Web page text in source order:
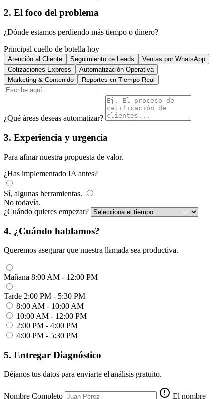
2. El foco del problema
¿Dónde estamos perdiendo más tiempo o dinero?
Principal cuello de botella hoy
Atención al Cliente Seguimiento de Leads
Ventas por WhatsApp
Cotizaciones Express
Automatización Operativa
Marketing & Contenido
Reportes en Tiempo Real
¿Qué áreas deseas automatizar?
3. Experiencia y urgencia
Para afinar nuestra propuesta de valor.
¿Has implementado IA antes?
Sí, algunas herramientas.
No todavía.
¿Cuándo quieres empezar?
4. ¿Cuándo hablamos?
Queremos asegurar que nuestra llamada sea productiva.
Mañana 8:00 AM - 12:00 PM
Tarde 2:00 PM - 5:30 PM
8:00 AM - 10:00 AM
10:00 AM - 12:00 PM
2:00 PM - 4:00 PM
4:00 PM - 5:30 PM
5. Entregar Diagnóstico
Déjanos tus datos para enviarte el análisis gratuito.
Nombre Completo error El nombre